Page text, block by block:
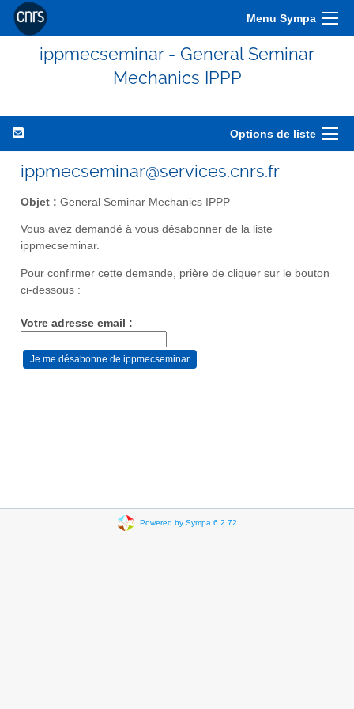
Menu Sympa
ippmecseminar - General Seminar
Mechanics IPPP
Options de liste
ippmecseminar@services.cnrs.fr
Objet : General Seminar Mechanics IPPP
Vous avez demandé à vous désabonner de la liste
ippmecseminar.
Pour confirmer cette demande, prière de cliquer sur le bouton
ci-dessous :
Votre adresse email :
Powered by Sympa 6.2.72